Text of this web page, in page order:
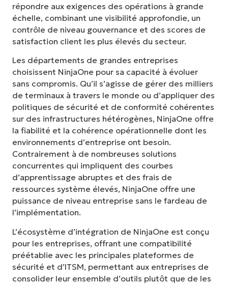
répondre aux exigences des opérations à grande
échelle, combinant une visibilité approfondie, un
contrôle de niveau gouvernance et des scores de
satisfaction client les plus élevés du secteur.
Les départements de grandes entreprises
choisissent NinjaOne pour sa capacité à évoluer
sans compromis. Qu’il s’agisse de gérer des milliers
de terminaux à travers le monde ou d’appliquer des
politiques de sécurité et de conformité cohérentes
sur des infrastructures hétérogènes, NinjaOne offre
la fiabilité et la cohérence opérationnelle dont les
environnements d’entreprise ont besoin.
Contrairement à de nombreuses solutions
concurrentes qui impliquent des courbes
d’apprentissage abruptes et des frais de
ressources système élevés, NinjaOne offre une
puissance de niveau entreprise sans le fardeau de
l’implémentation.
L’écosystème d’intégration de NinjaOne est conçu
pour les entreprises, offrant une compatibilité
préétablie avec les principales plateformes de
sécurité et d’ITSM, permettant aux entreprises de
consolider leur ensemble d’outils plutôt que de les